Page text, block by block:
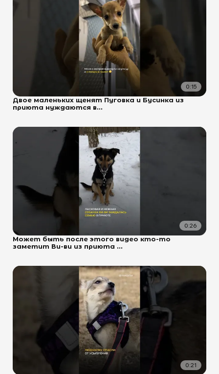
0:15
Двое маленьких щенят Пуговка и Бусинка из
приюта нуждаются в...
0:26
Может быть после этого видео кто-то
заметит Ви-ви из приюта ...
0:21